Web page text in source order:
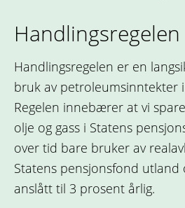
Handlingsregelen
Handlingsregelen er en
bruk av petroleumsinntekter
Regelen innebærer at vi
olje og gass i Statens
over tid bare bruker av
Statens pensjonsfond utland
anslått til 3 prosent årlig.